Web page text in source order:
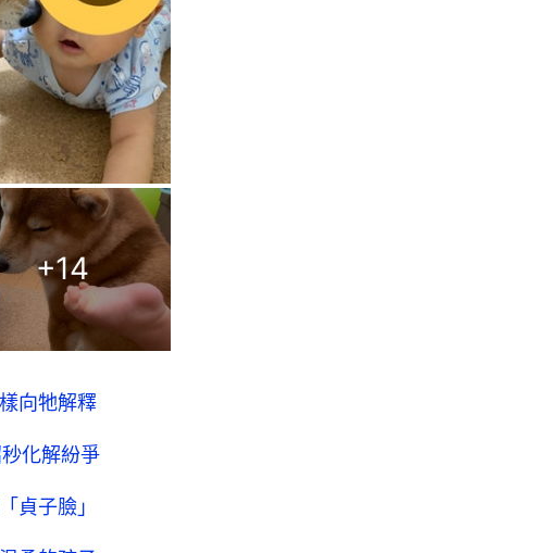
+14
向牠解釋
化解紛爭
子臉」